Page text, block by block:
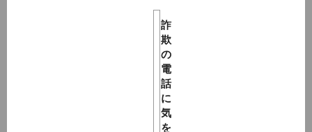
詐
欺
の
電
話
に
気
を